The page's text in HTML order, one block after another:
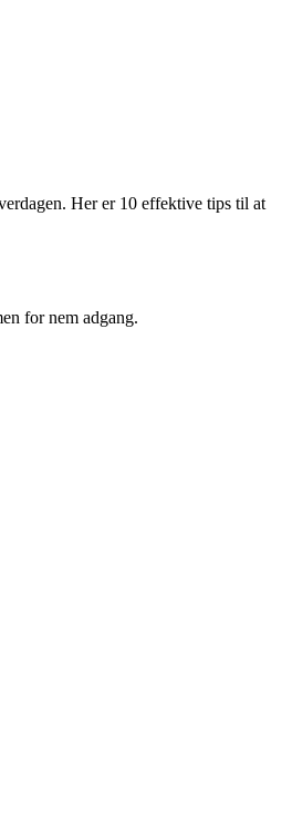
Her er 10 effektive tips til at
for nem adgang.